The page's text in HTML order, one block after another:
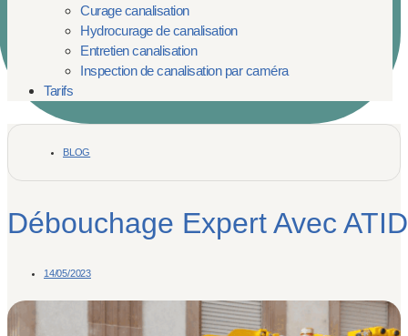
Curage canalisation
Hydrocurage de canalisation
Entretien canalisation
Inspection de canalisation par caméra
Tarifs
BLOG
Débouchage Expert Avec
14/05/2023